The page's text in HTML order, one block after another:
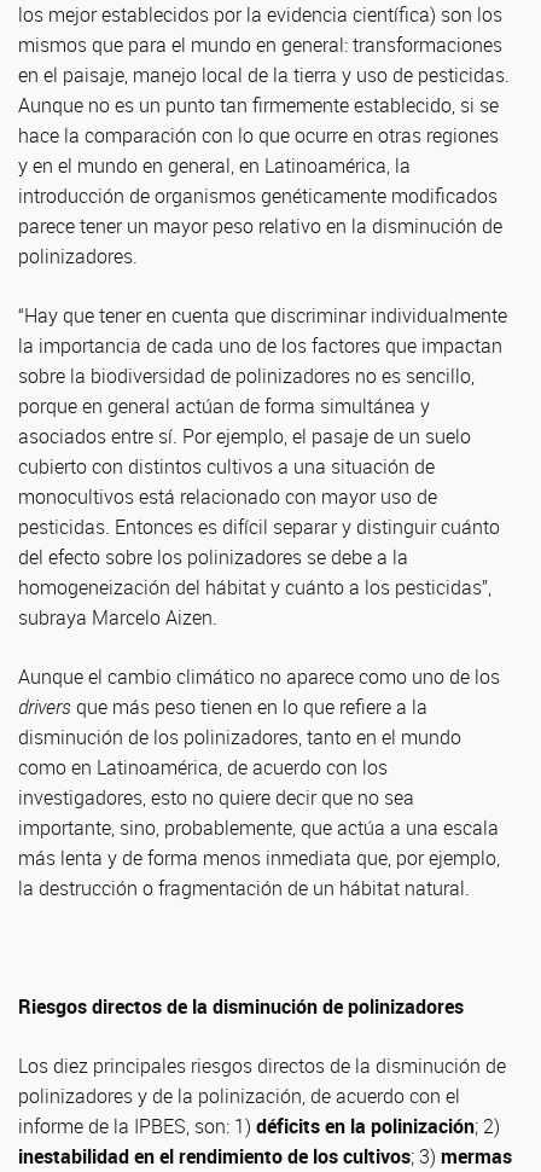
los mejor establecidos por la evidencia científica) son los
mismos que para el mundo en general: transformaciones
en el paisaje, manejo local de la tierra y uso de pesticidas.
Aunque no es un punto tan firmemente establecido, si se
hace la comparación con lo que ocurre en otras regiones
y en el mundo en general, en Latinoamérica, la
introducción de organismos genéticamente modificados
parece tener un mayor peso relativo en la disminución de
polinizadores.
“Hay que tener en cuenta que discriminar individualmente
la importancia de cada uno de los factores que impactan
sobre la biodiversidad de polinizadores no es sencillo,
porque en general actúan de forma simultánea y
asociados entre sí. Por ejemplo, el pasaje de un suelo
cubierto con distintos cultivos a una situación de
monocultivos está relacionado con mayor uso de
pesticidas. Entonces es difícil separar y distinguir cuánto
del efecto sobre los polinizadores se debe a la
homogeneización del hábitat y cuánto a los pesticidas”,
subraya Marcelo Aizen.
Aunque el cambio climático no aparece como uno de los
driversque más peso tienen en lo que refiere a la
disminución de los polinizadores, tanto en el mundo
como en Latinoamérica, de acuerdo con los
investigadores, esto no quiere decir que no sea
importante, sino, probablemente, que actúa a una escala
más lenta y de forma menos inmediata que, por ejemplo,
la destrucción o fragmentación de un hábitat natural.
Riesgos directos de la disminución de polinizadores
Los diez principales riesgos directos de la disminución de
polinizadores y de la polinización, de acuerdo con el
informe de la IPBES, son: 1) déficits en la polinización; 2)
inestabilidad en el rendimiento de los cultivos; 3) mermas